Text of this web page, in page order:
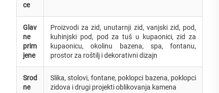
ce
Glav
ne
prim
jene
Proizvodi za zid, unutarnji zid, vanjski zid, pod,
kuhinjski pod, pod za tuš u kupaonici, zid za
kupaonicu, okolinu bazena, spa, fontanu,
prostor za roštilj i dekorativni dizajn
Srod
ne
Slika, stolovi, fontane, poklopci bazena, poklopci
zidova i drugi projekti oblikovanja kamena